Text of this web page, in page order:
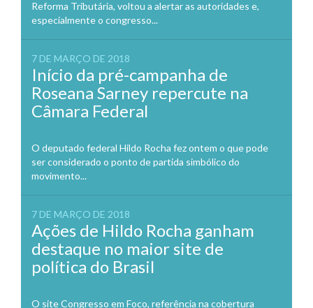
Reforma Tributária, voltou a alertar as autoridades e,
especialmente o congresso...
7 DE MARÇO DE 2018
Início da pré-campanha de
Roseana Sarney repercute na
Câmara Federal
O deputado federal Hildo Rocha fez ontem o que pode
ser considerado o ponto de partida simbólico do
movimento...
7 DE MARÇO DE 2018
Ações de Hildo Rocha ganham
destaque no maior site de
política do Brasil
O site Congresso em Foco, referência na cobertura